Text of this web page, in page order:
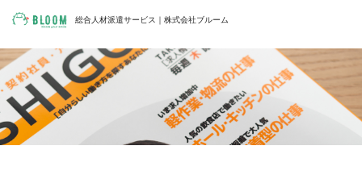
総合人材派遣サービス｜株式会社ブルーム